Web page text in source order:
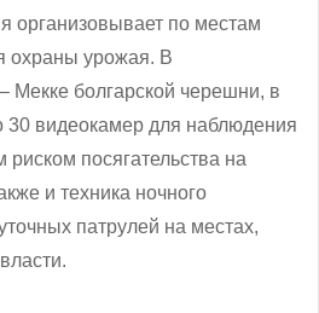
организовывает по местам
охраны урожая. В
Мекке болгарской черешни, в
30 видеокамер для наблюдения
посягательства на
и техника ночного
патрулей на местах,